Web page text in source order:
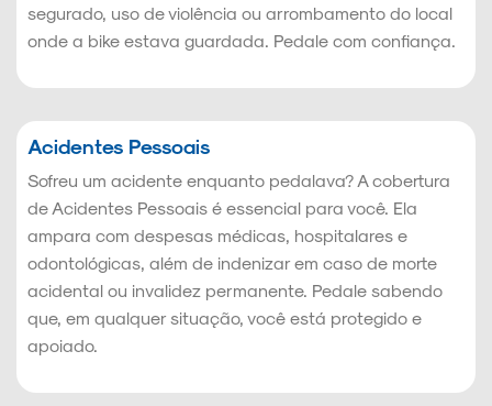
segurado, uso de violência ou arrombamento do local
onde a bike estava guardada. Pedale com confiança.
Acidentes Pessoais
Sofreu um acidente enquanto pedalava? A cobertura
de Acidentes Pessoais é essencial para você. Ela
ampara com despesas médicas, hospitalares e
odontológicas, além de indenizar em caso de morte
acidental ou invalidez permanente. Pedale sabendo
que, em qualquer situação, você está protegido e
apoiado.